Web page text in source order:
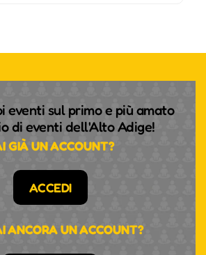
eventi sul primo e più amato
di eventi dell'Alto Adige!
GIÀ UN ACCOUNT?
ACCEDI
ANCORA UN ACCOUNT?